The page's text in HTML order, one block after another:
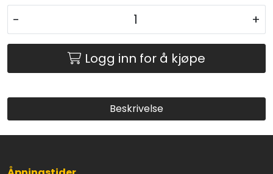
- +
Logg inn for å kjøpe
Beskrivelse